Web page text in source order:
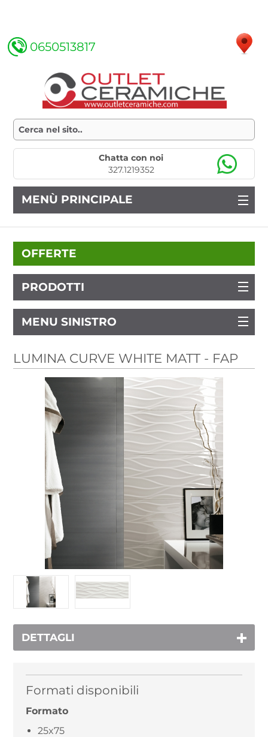
0650513817
Chatta con noi
327.1219352
MENÙ PRINCIPALE
OFFERTE
PRODOTTI
MENU SINISTRO
LUMINA CURVE WHITE MATT - FAP
DETTAGLI
Formati disponibili
Formato
25x75